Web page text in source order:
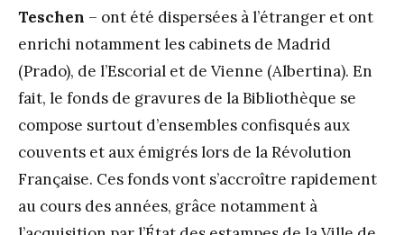
Teschen – ont été dispersées à l’étranger et ont
enrichi notamment les cabinets de Madrid
(Prado), de l’Escorial et de Vienne (Albertina). En
fait, le fonds de gravures de la Bibliothèque se
compose surtout d’ensembles confisqués aux
couvents et aux émigrés lors de la Révolution
Française. Ces fonds vont s’accroître rapidement
au cours des années, grâce notamment à